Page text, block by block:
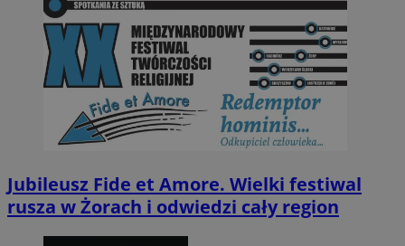
Jubileusz Fide et Amore. Wielki festiwal
rusza w Żorach i odwiedzi cały region